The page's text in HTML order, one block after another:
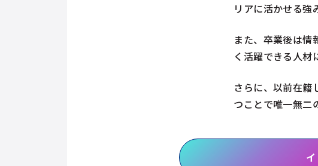
リアに活かせる強
また、卒業後は
く活躍できる人材
さらに、以前在籍
つことで唯一無二